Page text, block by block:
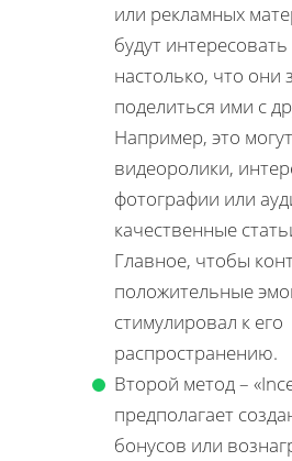
или рекламных
будут
настолько, что они
поделиться ими с
Например, это
видеоролики,
фотографии или
качественные
Главное, чтобы
положительные
стимулировал к его
распространению.
Второй метод –
предполагает
бонусов или